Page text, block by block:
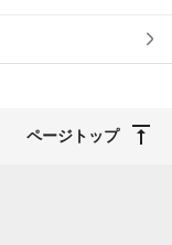
ページトップ